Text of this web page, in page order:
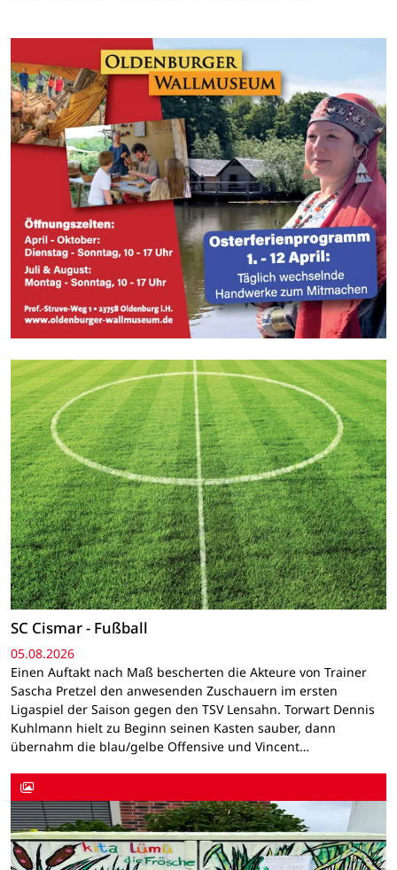
SC Cismar - Fußball
05.08.2026
Einen Auftakt nach Maß bescherten die Akteure von Trainer
Sascha Pretzel den anwesenden Zuschauern im ersten
Ligaspiel der Saison gegen den TSV Lensahn. Torwart Dennis
Kuhlmann hielt zu Beginn seinen Kasten sauber, dann
übernahm die blau/gelbe Offensive und Vincent…